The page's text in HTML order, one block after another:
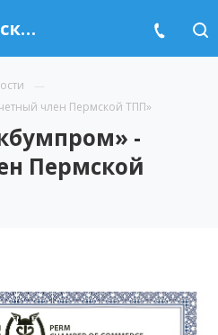
АО «Соликамскбумпром» - «Почетный член Пермской ТПП»
член Пермской ТПП»
-
Пермской